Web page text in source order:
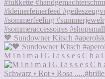
🧡 Sundowner Kitsch
M i n i m a l G l a s s e s C h a i